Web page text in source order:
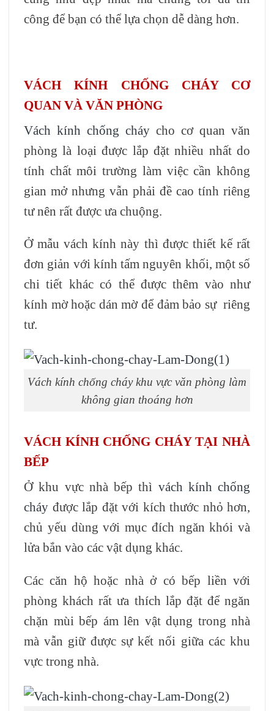
công để bạn có thể lựa chọn dễ dàng hơn.
VÁCH KÍNH CHỐNG CHÁY CƠ
QUAN VÀ VĂN PHÒNG
Vách kính chống cháy cho cơ quan văn
phòng là loại được lắp đặt nhiều nhất do
tính chất môi trường làm việc cần không
gian mở nhưng vẫn phải đề cao tính riêng
tư nên rất được ưa chuộng.
Ở mẫu vách kính này thì được thiết kế rất
đơn giản với kính tấm nguyên khối, một số
chi tiết khác có thể được thêm vào như
kính mờ hoặc dán mờ để đảm bảo sự riêng
tư.
Vách kính chống cháy khu vực văn phòng làm
không gian thoáng hơn
VÁCH KÍNH CHỐNG CHÁY TẠI NHÀ
BẾP
Ở khu vực nhà bếp thì vách kính chống
cháy được lắp đặt với kích thước nhỏ hơn,
chủ yếu dùng với mục đích ngăn khói và
lửa bắn vào các vật dụng khác.
Các căn hộ hoặc nhà ở có bếp liền với
phòng khách rất ưa thích lắp đặt để ngăn
chặn mùi bếp ám lên vật dụng trong nhà
mà vẫn giữ được sự kết nối giữa các khu
vực trong nhà.